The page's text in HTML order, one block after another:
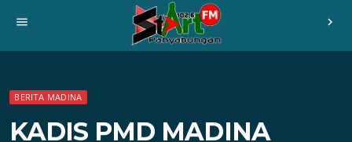
menu chevron_right
BERITA MADINA
KADIS PMD MADINA